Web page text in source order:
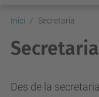
Inici Secretaria
Secretaria
Des de la